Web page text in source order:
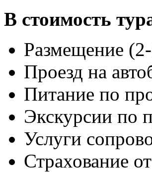
В стоимость
Размещение
Проезд на
Питание по
Экскурсии по
Услуги
Страхование